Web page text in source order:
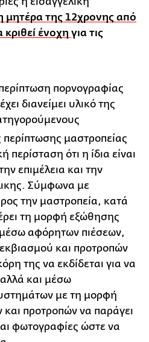
μητέρα της 12χρονης από
ένοχη για τις
πορνογραφίας
διανείμει υλικό της
περίπτωσης μαστροπείας
περίσταση ότι η ίδια είναι
επιμέλεια και την
Σύμφωνα με
την μαστροπεία, κατά
τη μορφή εξώθησης
αφόρητων πιέσεων,
και προτροπών
της να εκδίδεται για να
και μέσω
με τη μορφή
προτροπών να παράγει
φωτογραφίες ώστε να